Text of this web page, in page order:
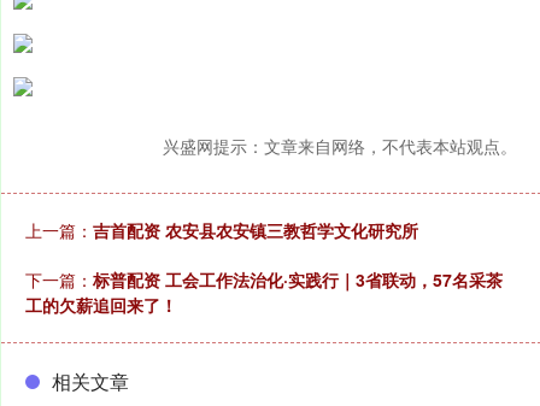
兴盛网提示：文章来自网络，不代表本站观点。
上一篇： 吉首配资 农安县农安镇三教哲学文化研究所
下一篇： 标普配资 工会工作法治化·实践行｜3省联动，57名采茶
工的欠薪追回来了！
相关文章